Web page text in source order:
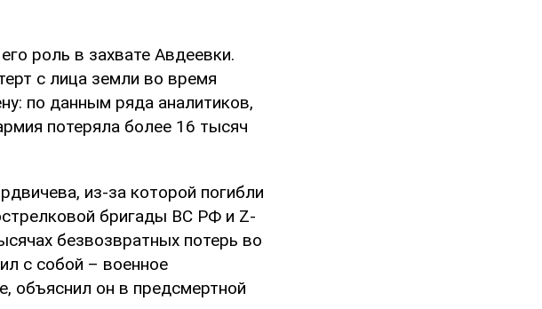
роль в захвате Авдеевки.
с лица земли во время
по данным ряда аналитиков,
потеряла более 16 тысяч
из-за которой погибли
бригады ВС РФ и Z-
безвозвратных потерь во
с собой – военное
объяснил он в предсмертной